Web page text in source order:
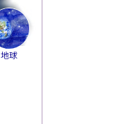
地球